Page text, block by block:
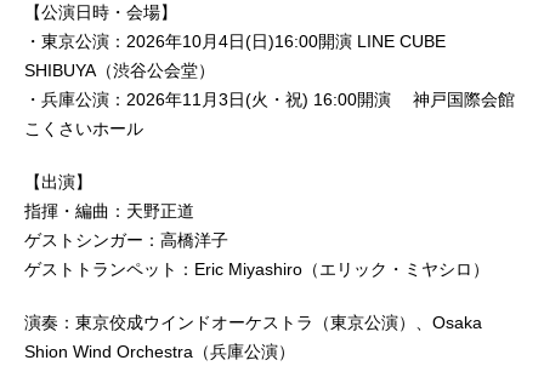
【公演日時・会場】
・東京公演：2026年10月4日(日)16:00開演 LINE CUBE
SHIBUYA（渋谷公会堂）
・兵庫公演：2026年11月3日(火・祝) 16:00開演 神戸国際会館
こくさいホール
【出演】
指揮・編曲：天野正道
ゲストシンガー：高橋洋子
ゲストトランペット：Eric Miyashiro（エリック・ミヤシロ）
演奏：東京佼成ウインドオーケストラ（東京公演）、Osaka
Shion Wind Orchestra（兵庫公演）